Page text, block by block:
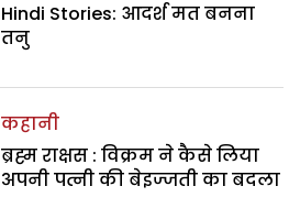
Hindi Stories: आदर्श मत बनना
तनु
कहानी
ब्रह्म राक्षस : विक्रम ने कैसे लिया
अपनी पत्नी की बेइज्जती का बदला